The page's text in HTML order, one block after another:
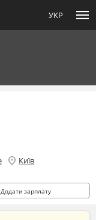
УКР menu
location_on Київ
Додати зарплату